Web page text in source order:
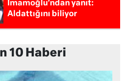
İmamoğlu’ndan yanıt:
Aldattığını biliyor
10 Haberi